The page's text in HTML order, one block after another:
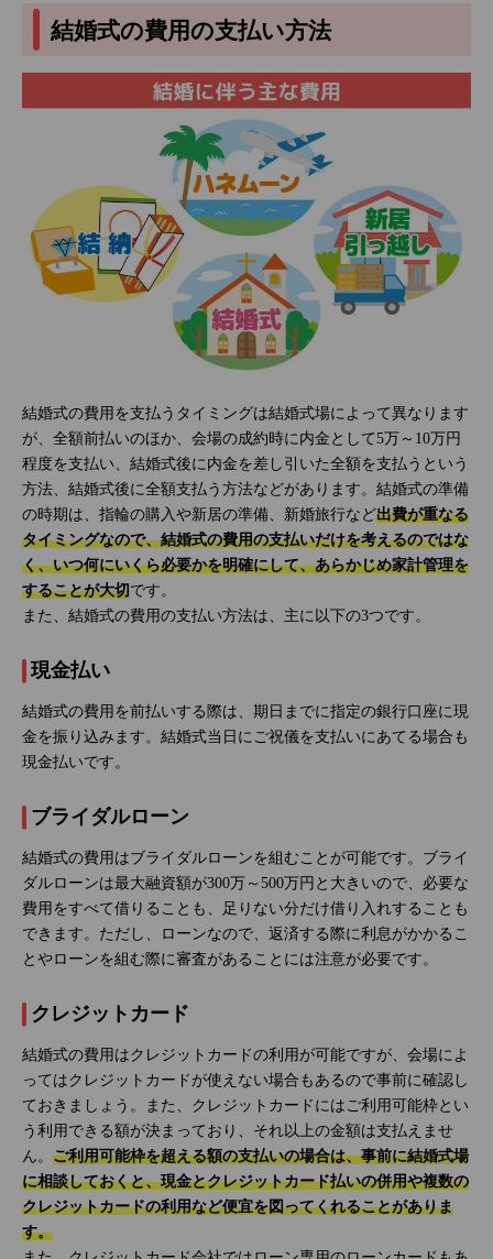
結婚式の費用の支払い方法
結婚式の費用を支払うタイミングは結婚式場によって異なります
が、全額前払いのほか、会場の成約時に内金として5万～10万円
程度を支払い、結婚式後に内金を差し引いた全額を支払うという
方法、結婚式後に全額支払う方法などがあります。結婚式の準備
の時期は、指輪の購入や新居の準備、新婚旅行など出費が重なる
タイミングなので、結婚式の費用の支払いだけを考えるのではな
く、いつ何にいくら必要かを明確にして、あらかじめ家計管理を
することが大切です。
また、結婚式の費用の支払い方法は、主に以下の3つです。
現金払い
結婚式の費用を前払いする際は、期日までに指定の銀行口座に現
金を振り込みます。結婚式当日にご祝儀を支払いにあてる場合も
現金払いです。
ブライダルローン
結婚式の費用はブライダルローンを組むことが可能です。ブライ
ダルローンは最大融資額が300万～500万円と大きいので、必要な
費用をすべて借りることも、足りない分だけ借り入れすることも
できます。ただし、ローンなので、返済する際に利息がかかるこ
とやローンを組む際に審査があることには注意が必要です。
クレジットカード
結婚式の費用はクレジットカードの利用が可能ですが、会場によ
ってはクレジットカードが使えない場合もあるので事前に確認し
ておきましょう。また、クレジットカードにはご利用可能枠とい
う利用できる額が決まっており、それ以上の金額は支払えませ
ん。 ご利用可能枠を超える額の支払いの場合は、事前に結婚式場
に相談しておくと、現金とクレジットカード払いの併用や複数の
クレジットカードの利用など便宜を図ってくれることがありま
す。